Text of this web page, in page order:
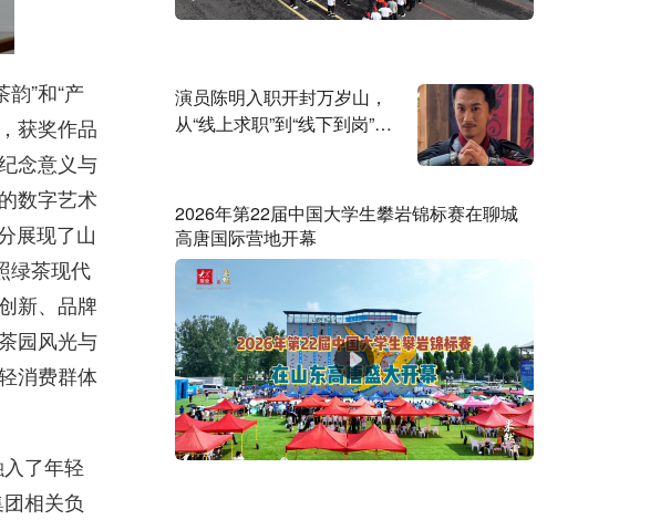
”和“产
获奖作品
念意义与
数字艺术
展现了山
绿茶现代
新、品牌
园风光与
消费群体
了年轻
相关负
演员陈明入职开封万岁山，
从“线上求职”到“线下到岗”仅
2026年第22届中国大学生攀岩锦标赛在聊城
高唐国际营地开幕